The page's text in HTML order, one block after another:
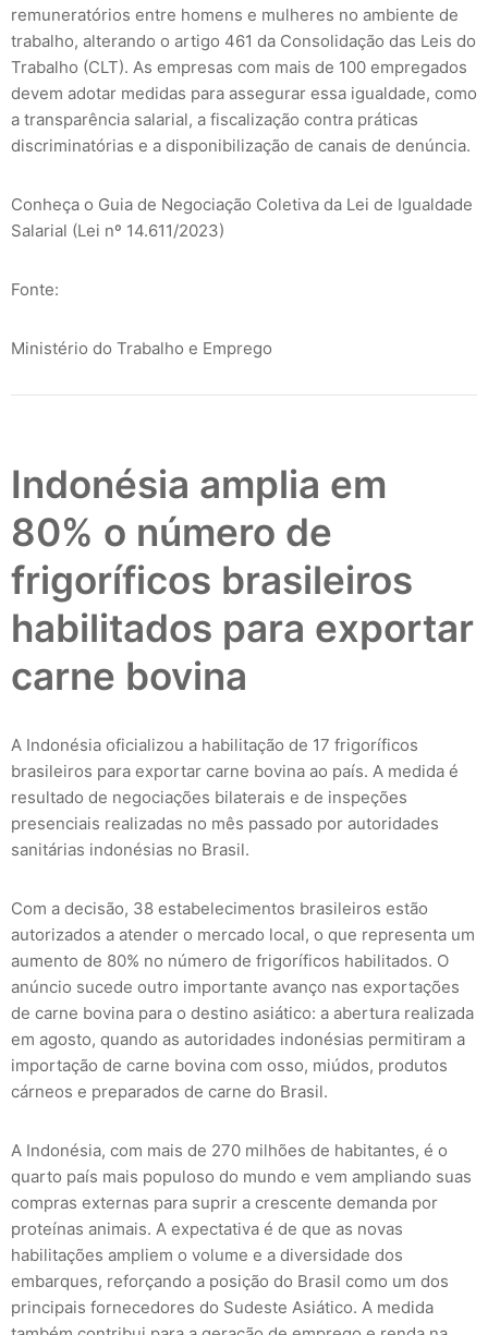
remuneratórios entre homens e mulheres no ambiente de
trabalho, alterando o artigo 461 da Consolidação das Leis do
Trabalho (CLT). As empresas com mais de 100 empregados
devem adotar medidas para assegurar essa igualdade, como
a transparência salarial, a fiscalização contra práticas
discriminatórias e a disponibilização de canais de denúncia.
Conheça o Guia de Negociação Coletiva da Lei de Igualdade
Salarial (Lei nº 14.611/2023)
Fonte:
Ministério do Trabalho e Emprego
Indonésia amplia em
80% o número de
frigoríficos brasileiros
habilitados para exportar
carne bovina
A Indonésia oficializou a habilitação de 17 frigoríficos
brasileiros para exportar carne bovina ao país. A medida é
resultado de negociações bilaterais e de inspeções
presenciais realizadas no mês passado por autoridades
sanitárias indonésias no Brasil.
Com a decisão, 38 estabelecimentos brasileiros estão
autorizados a atender o mercado local, o que representa um
aumento de 80% no número de frigoríficos habilitados. O
anúncio sucede outro importante avanço nas exportações
de carne bovina para o destino asiático: a abertura realizada
em agosto, quando as autoridades indonésias permitiram a
importação de carne bovina com osso, miúdos, produtos
cárneos e preparados de carne do Brasil.
A Indonésia, com mais de 270 milhões de habitantes, é o
quarto país mais populoso do mundo e vem ampliando suas
compras externas para suprir a crescente demanda por
proteínas animais. A expectativa é de que as novas
habilitações ampliem o volume e a diversidade dos
embarques, reforçando a posição do Brasil como um dos
principais fornecedores do Sudeste Asiático. A medida